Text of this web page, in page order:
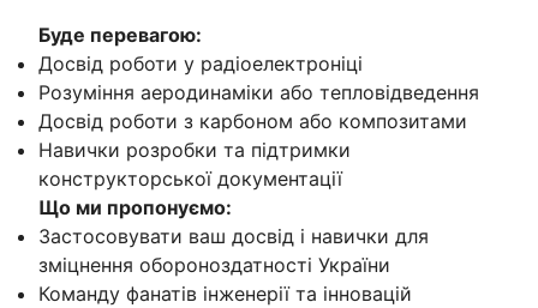
Буде перевагою:
Досвід роботи у радіоелектроніці
Розуміння аеродинаміки або тепловідведення
Досвід роботи з карбоном або композитами
Навички розробки та підтримки
конструкторської документації
Що ми пропонуємо:
Застосовувати ваш досвід і навички для
зміцнення обороноздатності України
Команду фанатів інженерії та інновацій